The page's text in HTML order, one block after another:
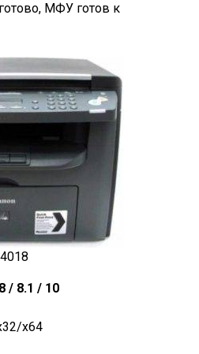
МФУ готов к
/ 8.1 / 10
x64